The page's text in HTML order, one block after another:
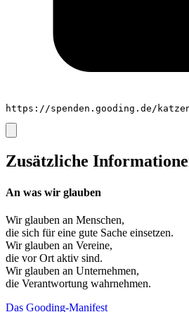
https://spenden.gooding.de/
Zusätzliche
An was wir glauben
Wir glauben an Menschen,
die sich für eine gute Sache einsetzen.
Wir glauben an Vereine,
die vor Ort aktiv sind.
Wir glauben an Unternehmen,
die Verantwortung wahrnehmen.
Das Gooding-Manifest